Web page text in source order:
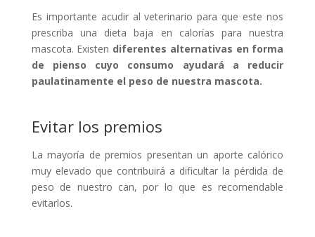
Es importante acudir al veterinario para que este nos
prescriba una dieta baja en calorías para nuestra
mascota. Existen diferentes alternativas en forma
de pienso cuyo consumo ayudará a reducir
paulatinamente el peso de nuestra mascota.
Evitar los premios
La mayoría de premios presentan un aporte calórico
muy elevado que contribuirá a dificultar la pérdida de
peso de nuestro can, por lo que es recomendable
evitarlos.